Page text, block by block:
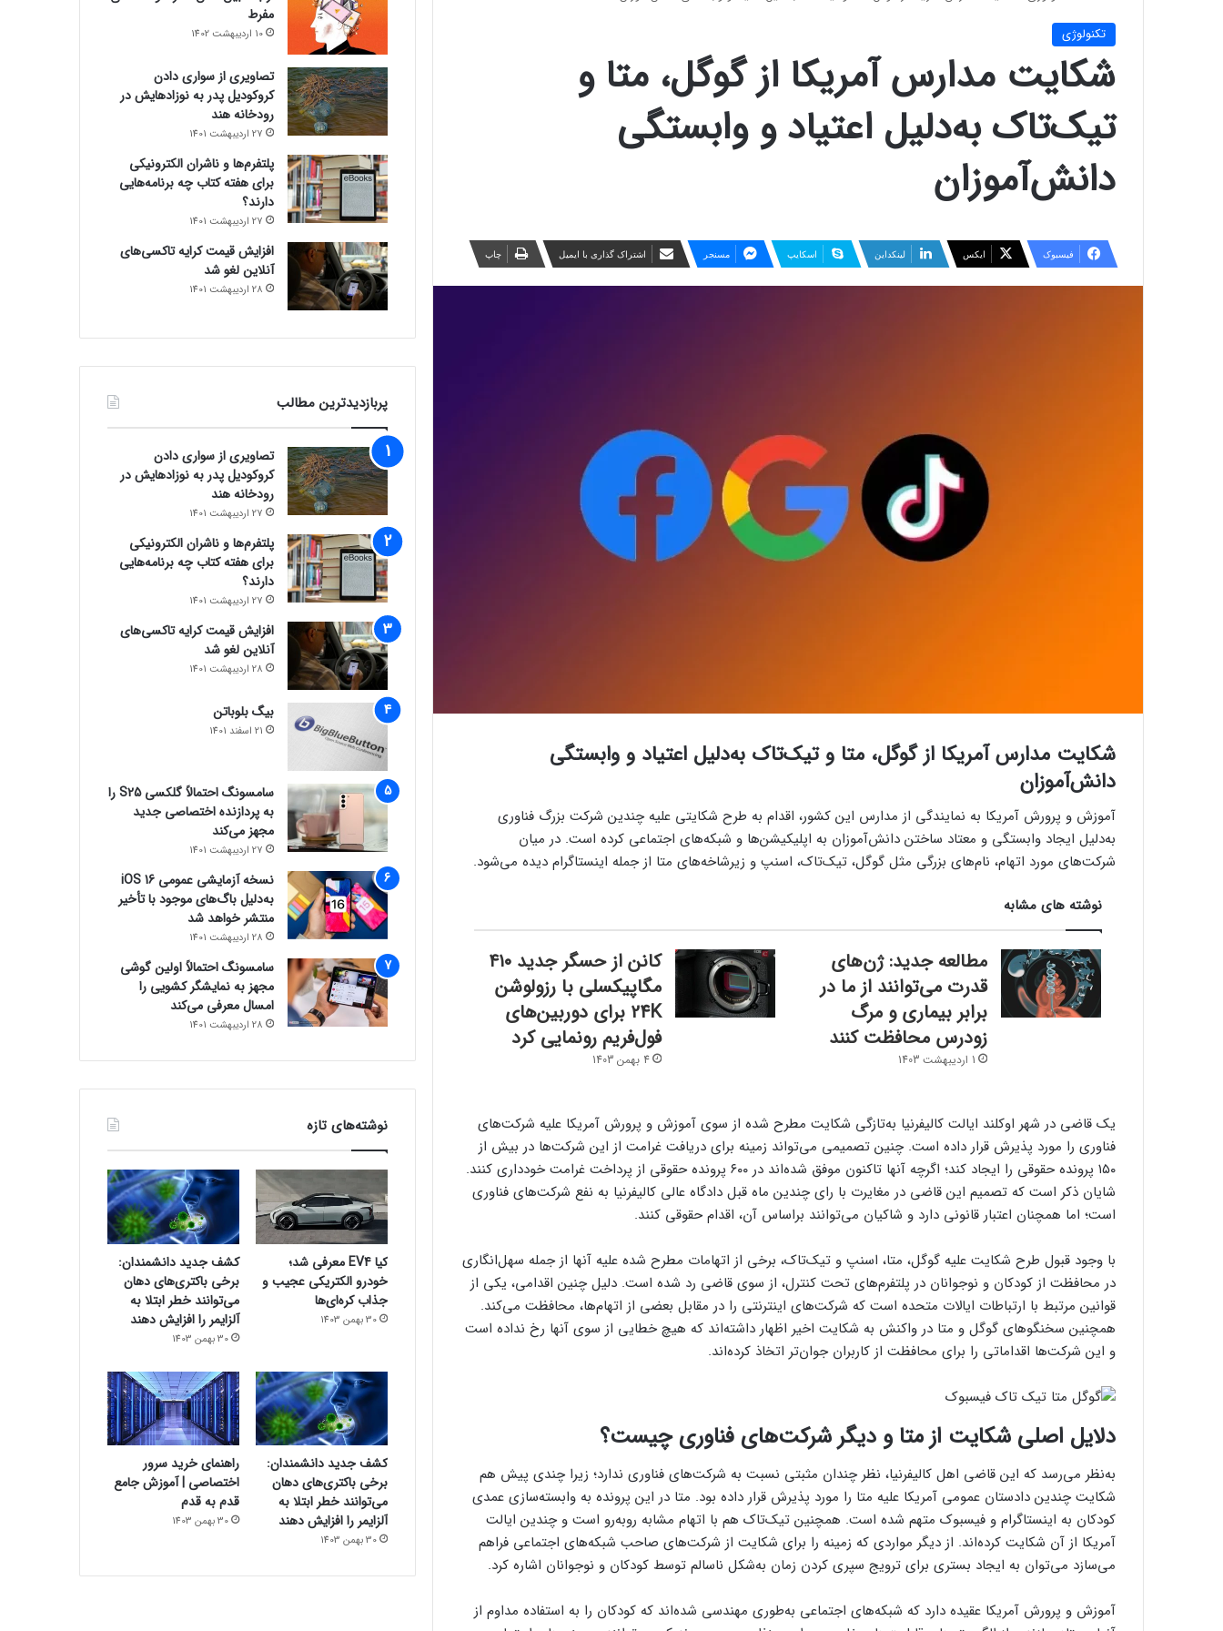
تکنولوژی
شکایت مدارس آمریکا از گوگل، متا و
تیک‌تاک به‌دلیل اعتیاد و وابستگی
دانش‌آموزان
فیسبوک ایکس لینکداین اسکایپ مسنجر اشتراک گذاری با ایمیل چاپ
شکایت مدارس آمریکا از گوگل، متا و تیک‌تاک به‌دلیل اعتیاد و وابستگی
دانش‌آموزان
آموزش و پرورش آمریکا به‌ نمایندگی از مدارس این کشور، اقدام به طرح شکایتی علیه چندین شرکت بزرگ فناوری
به‌دلیل ایجاد وابستگی و معتاد ساختن دانش‌آموزان به اپلیکیشن‌ها و شبکه‌های اجتماعی کرده است. در میان
شرکت‌های مورد اتهام، نام‌های بزرگی مثل گوگل، تیک‌تاک، اسنپ و زیرشاخه‌های متا از جمله اینستاگرام دیده می‌شود.
نوشته های مشابه
مطالعه جدید: ژن‌های
قدرت می‌توانند از ما در
برابر بیماری و مرگ
زودرس محافظت کنند
1 اردیبهشت 1403
کانن از حسگر جدید ۴۱۰
مگاپیکسلی با رزولوشن
24K برای دوربین‌های
فول‌فریم رونمایی کرد
4 بهمن 1403
یک قاضی در شهر اوکلند ایالت کالیفرنیا به‌تازگی شکایت مطرح شده از سوی آموزش و پرورش آمریکا علیه شرکت‌های
فناوری را مورد پذیرش قرار داده است. چنین تصمیمی می‌تواند زمینه برای دریافت غرامت از این شرکت‌ها در بیش از
۱۵۰ پرونده حقوقی را ایجاد کند؛ اگرچه آنها تاکنون موفق شده‌اند در ۶۰۰ پرونده حقوقی از پرداخت غرامت خودداری کنند.
شایان ذکر است که تصمیم این قاضی در مغایرت با رای چندین ماه قبل دادگاه عالی کالیفرنیا به نفع شرکت‌های فناوری
است؛ اما همچنان اعتبار قانونی دارد و شاکیان می‌توانند براساس آن، اقدام حقوقی کنند.
با وجود قبول طرح شکایت علیه گوگل، متا، اسنپ و تیک‌تاک، برخی از اتهامات مطرح شده علیه آنها از جمله سهل‌انگاری
در محافظت از کودکان و نوجوانان در پلتفرم‌های تحت کنترل، از سوی قاضی رد شده است. دلیل چنین اقدامی،‌ یکی از
قوانین مرتبط با ارتباطات ایالات متحده است که شرکت‌های اینترنتی را در مقابل بعضی از اتهام‌ها، محافظت می‌کند.
همچنین سخنگوهای گوگل و متا در واکنش به شکایت اخیر اظهار داشته‌اند که هیچ خطایی از سوی آنها رخ نداده است
و این شرکت‌ها اقداماتی را برای محافظت از کاربران جوان‌تر اتخاذ کرده‌اند.
دلایل اصلی شکایت از متا و دیگر شرکت‌های فناوری چیست‌؟
به‌نظر می‌رسد که این قاضی اهل کالیفرنیا، نظر چندان مثبتی نسبت به شرکت‌های فناوری ندارد؛ زیرا چندی پیش هم
شکایت چندین دادستان عمومی آمریکا علیه متا را مورد پذیرش قرار داده بود. متا در این پرونده به وابسته‌سازی عمدی
کودکان به اینستاگرام و فیسبوک متهم شده است. همچنین تیک‌تاک هم با اتهام مشابه روبه‌رو است و چندین ایالت
آمریکا از آن شکایت کرده‌اند. از دیگر مواردی که زمینه را برای شکایت از شرکت‌های صاحب شبکه‌های اجتماعی فراهم
می‌سازد می‌توان به ایجاد بستری برای ترویج سپری کردن زمان به‌شکل ناسالم توسط کودکان و نوجوانان اشاره کرد.
آموزش و پرورش آمریکا عقیده دارد که شبکه‌های اجتماعی به‌طوری مهندسی شده‌اند که کودکان را به استفاده مداوم از
اولترا و پلاس خبر می‌دهند
کاربران از مشکلات کابل شارژ گلکسی S25
اولترا و پلاس خبر می‌دهند
پاداش خرید شما با تارا، سهم سلامتی کودکان
مفرط
10 اردیبهشت 1402
تصاویری از سواری دادن
کروکودیل پدر به نوزادهایش در
رودخانه هند
27 اردیبهشت 1401
پلتفرم‌ها و ناشران الکترونیکی
برای هفته کتاب چه برنامه‌هایی
دارند؟
27 اردیبهشت 1401
افزایش قیمت کرایه تاکسی‌های
آنلاین لغو شد
28 اردیبهشت 1401
پربازدیدترین مطالب
تصاویری از سواری دادن
کروکودیل پدر به نوزادهایش در
رودخانه هند
27 اردیبهشت 1401
پلتفرم‌ها و ناشران الکترونیکی
برای هفته کتاب چه برنامه‌هایی
دارند؟
27 اردیبهشت 1401
افزایش قیمت کرایه تاکسی‌های
آنلاین لغو شد
28 اردیبهشت 1401
بیگ بلوباتن
21 اسفند 1401
سامسونگ احتمالاً گلکسی S25 را
به پردازنده اختصاصی جدید
مجهز می‌کند
27 اردیبهشت 1401
نسخه آزمایشی عمومی iOS 16
به‌دلیل باگ‌های موجود با تأخیر
منتشر خواهد شد
28 اردیبهشت 1401
سامسونگ احتمالاً اولین گوشی
مجهز به نمایشگر کشویی را
امسال معرفی می‌کند
28 اردیبهشت 1401
نوشته‌های تازه
کیا EV4 معرفی شد؛
خودرو الکتریکی عجیب و
جذاب کره‌ای‌ها
30 بهمن 1403
کشف جدید دانشمندان:
برخی باکتری‌های دهان
می‌توانند خطر ابتلا به
آلزایمر را افزایش دهند
30 بهمن 1403
کشف جدید دانشمندان:
برخی باکتری‌های دهان
می‌توانند خطر ابتلا به
آلزایمر را افزایش دهند
30 بهمن 1403
راهنمای خرید سرور
اختصاصی | آموزش جامع
قدم به قدم
30 بهمن 1403